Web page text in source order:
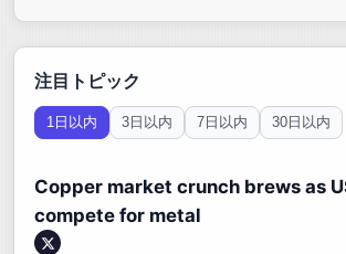
注目トピック
1日以内 3日以内 7日以内 30日以内
Copper market crunch brews as
compete for metal